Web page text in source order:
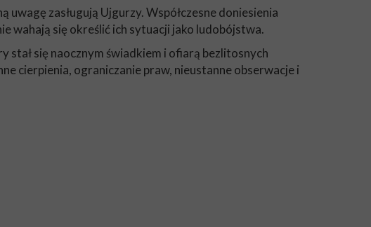
zasługują Ujgurzy. Współczesne doniesienia
wahają się określić ich sytuacji jako ludobójstwa.
stał się naocznym świadkiem i ofiarą bezlitosnych
cierpienia, ograniczanie praw, nieustanne obserwacje i